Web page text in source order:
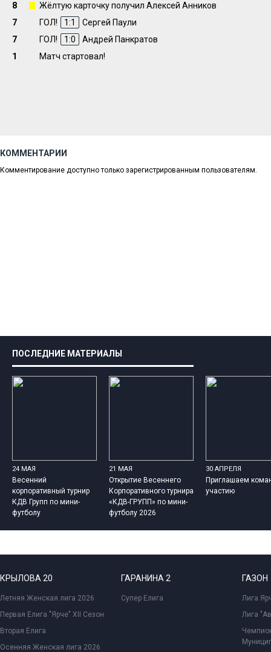
8
Жёлтую карточку получил Алексей Анников
7
ГОЛ! 1:1
Сергей Паули
7
ГОЛ! 1:0
Андрей Панкратов
1
Матч стартовал!
КОММЕНТАРИИ
Комментирование доступно только зарегистрированным пользователям.
ПОСЛЕДНИЕ МАТЕРИАЛЫ
24 МАЯ
Весенний
корпоративный турнир
КДВ Групп по мини-
футболу
21 МАЯ
Открытие Весеннего
Корпоративного турнира
«КДВ-ГРУПП» по мини-
футболу 2026
30 АПРЕЛЯ
Приглашаем
участию
КРЫЛОВА 20
Летняя Женская лига 2026
Первая Елига "Ярче" XII Сезон
Вторая Елига
Осенняя Женская лига 2026
ГАРАНИНА 2
Супер Елига
ГАЗОН
Лига
Лига